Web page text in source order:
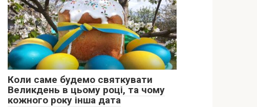
Коли саме будемо святкувати
Великдень в цьому році, та чому
кожного року інша дата